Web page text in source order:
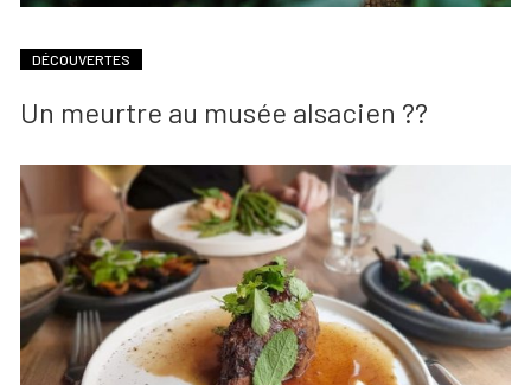
DÉCOUVERTES
Un meurtre au musée alsacien ??